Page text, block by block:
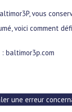
vous
voici comment
: baltimor3p.com